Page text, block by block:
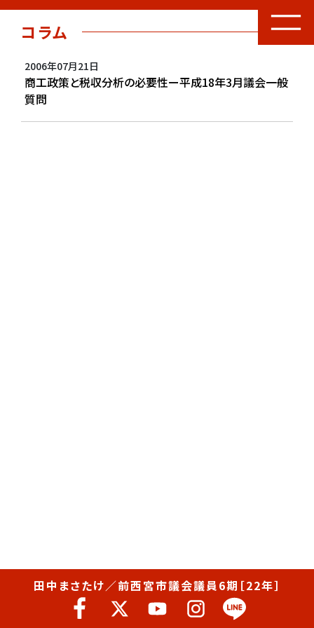
コラム
2006年07月21日
商工政策と税収分析の必要性ー平成18年3月議会一般
質問
田中まさたけ／前西宮市議会議員6期［22年］